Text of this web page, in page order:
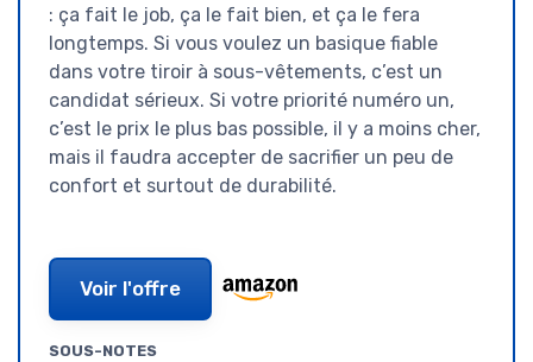
: ça fait le job, ça le fait bien, et ça le fera
longtemps. Si vous voulez un basique fiable
dans votre tiroir à sous-vêtements, c’est un
candidat sérieux. Si votre priorité numéro un,
c’est le prix le plus bas possible, il y a moins cher,
mais il faudra accepter de sacrifier un peu de
confort et surtout de durabilité.
Voir l'offre
SOUS-NOTES